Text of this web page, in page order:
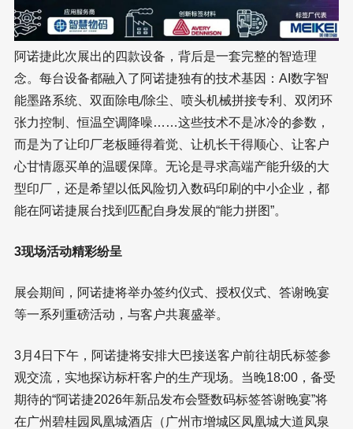
阿诺捷此次展出的四款设备，背后是一套完整的智造理
念。每台设备都融入了阿诺捷独有的技术基因：AI数字智
能墨路系统、双面除电/除尘、喷头机械拼接专利、双闭环
张力控制、恒温空调降噪……这些技术不是冰冷的参数，
而是为了让印厂老板睡得着觉、让机长干得顺心、让客户
心甘情愿买单的温暖保障。无论是寻求高端产能升级的大
型印厂，还是希望以低风险切入数码印刷的中小企业，都
能在阿诺捷展台找到匹配自身发展的“能力拼图”。
3现场活动精彩纷呈
展会期间，阿诺捷将举办签约仪式、授权仪式、答谢晚宴
等一系列重磅活动，与客户共襄盛举。
3月4日下午，阿诺捷将安排大巴接送客户前往胡氏标签参
观交流，实地探访标杆客户的生产现场。当晚18:00，备受
期待的“阿诺捷2026年新品发布会暨数码标签答谢晚宴”将
在广州碧桂园凤凰城酒店（广州市增城区凤凰城大道凤泉